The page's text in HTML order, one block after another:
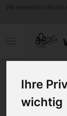
Ihre
wichtig